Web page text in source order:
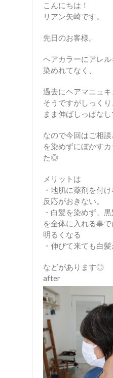
こんにちは！
リアン矢崎です。
先日のお客様。
ヘアカラーにアレ
染めれてなく、
過去にヘアマニュ
そうですがしっく
まま伸ばしっぱなし
なので今回はご相
を染めずにぼかす
た◎
メリットは
・地肌に薬剤を付
反応がおきない。
・白髪を染めず、
を全体に入れる事
明るくなる
・伸びて来ても白
などがあります◎
after